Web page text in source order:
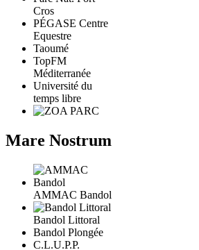
Cros
PÉGASE Centre
Equestre
Taoumé
TopFM
Méditerranée
Université du
temps libre
Mare Nostrum
AMMAC Bandol
Bandol Littoral
Bandol Plongée
C.L.U.P.P.